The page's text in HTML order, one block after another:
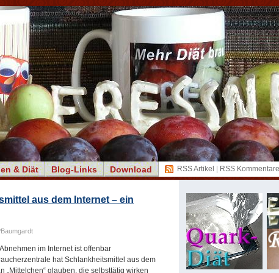
& Diät Blog-Links Download RSS Artikel RSS Kommentare
aus dem Internet – ein
im Internet ist offenbar
hat Schlankheitsmittel aus dem
„Mittelchen“ glauben, die selbsttätig wirken